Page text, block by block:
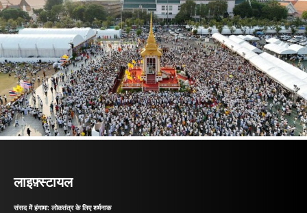
लाइफ़्स्टायल
संसद में हंगामा: लोकतंत्र के लिए शर्मनाक